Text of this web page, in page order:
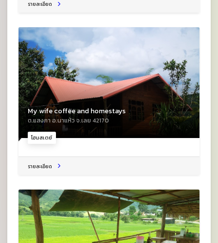
รายละเอียด
โฮมสเตย์
My wife coffee and homestays
ต.แสงภา อ.นาแห้ว จ.เลย 42170
รายละเอียด